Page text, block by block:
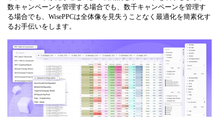
数キャンペーンを管理する場合でも、数千キャンペーンを管理す
る場合でも、WisePPCは全体像を見失うことなく最適化を簡素化す
るお手伝いをします。